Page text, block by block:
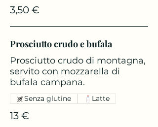
3,50 €
Prosciutto crudo e bufala
Prosciutto crudo di montagna,
servito con mozzarella di
bufala campana.
13 €
Senza glutine Latte